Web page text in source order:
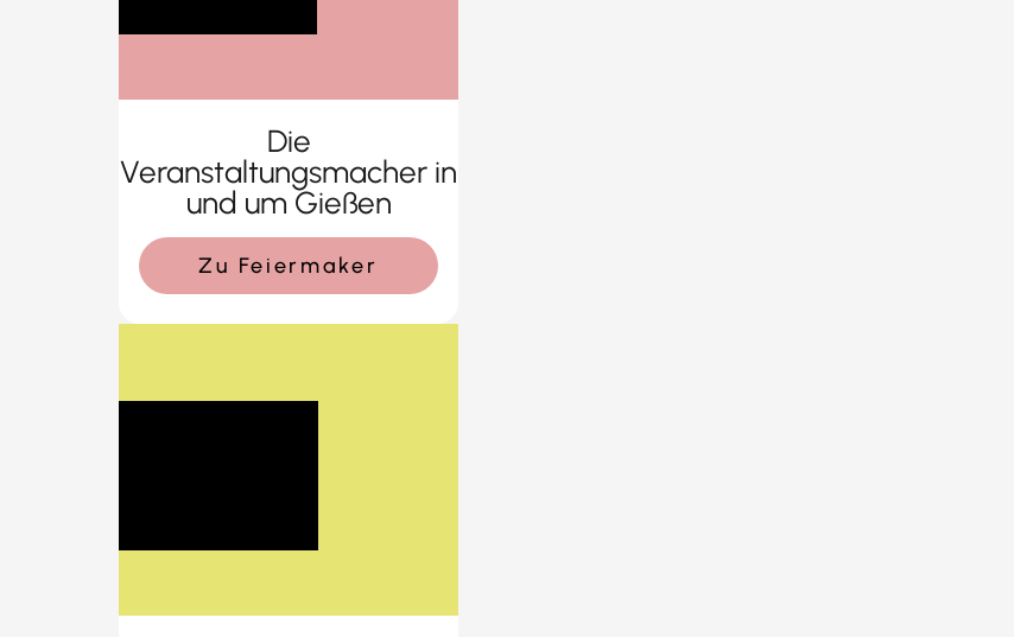
Die
Veranstaltungsmacher in
und um Gießen
Zu Feiermaker